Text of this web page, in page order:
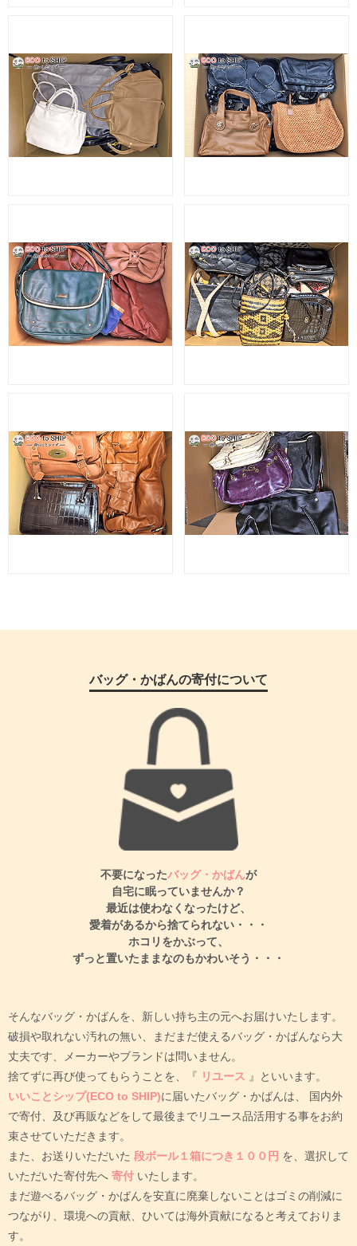
バッグ・かばんの寄付について
不要になったバッグ・かばんが
自宅に眠っていませんか？
最近は使わなくなったけど、
愛着があるから捨てられない・・・
ホコリをかぶって、
ずっと置いたままなのもかわいそう・・・
そんなバッグ・かばんを、新しい持ち主の元へお届けいたします。
破損や取れない汚れの無い、まだまだ使えるバッグ・かばんなら大
丈夫です、メーカーやブランドは問いません。
捨てずに再び使ってもらうことを、『 リユース 』といいます。
いいことシップ(ECO to SHIP)に届いたバッグ・かばんは、
国内外
で寄付、及び再販などをして最後までリユース品活用する事をお約
束させていただきます。
また、お送りいただいた 段ボール１箱につき１００円 を、選択して
いただいた寄付先へ 寄付 いたします。
まだ遊べるバッグ・かばんを安直に廃棄しないことはゴミの削減に
つながり、環境への貢献、ひいては海外貢献になると考えておりま
す。